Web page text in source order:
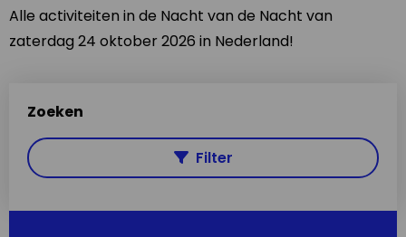
Alle activiteiten in de Nacht van de Nacht van
zaterdag 24 oktober 2026 in Nederland!
Zoeken
Filter